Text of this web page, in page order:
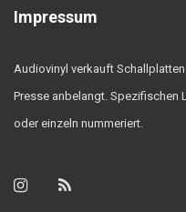
Impressum
Audiovinyl verkauft
Presse anbelangt. Spezifischen
oder einzeln nummeriert.